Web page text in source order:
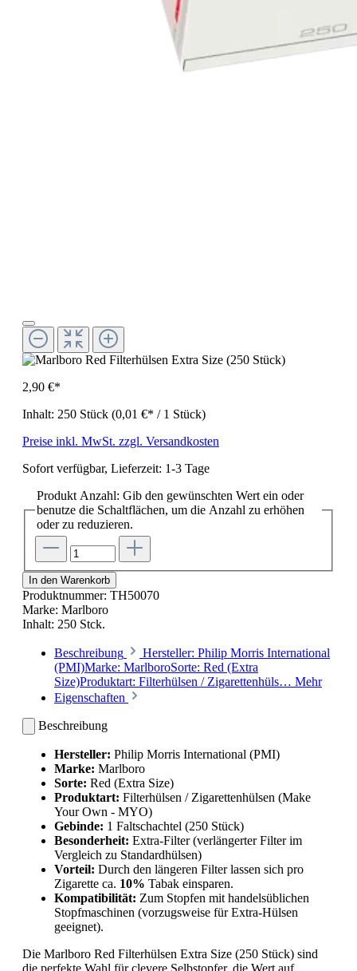
2,90 €*
Inhalt: 250 Stück (0,01 €* / 1 Stück)
Preise inkl. MwSt. zzgl. Versandkosten
Sofort verfügbar, Lieferzeit: 1-3 Tage
Produkt Anzahl: Gib den gewünschten Wert ein oder
benutze die Schaltflächen, um die Anzahl zu erhöhen
oder zu reduzieren.
In den Warenkorb
Produktnummer: TH50070
Marke: Marlboro
Inhalt: 250 Stck.
Beschreibung
Hersteller: Philip Morris International
(PMI)Marke: MarlboroSorte: Red (Extra
Size)Produktart: Filterhülsen / Zigarettenhüls… Mehr
Eigenschaften
Beschreibung
Hersteller: Philip Morris International (PMI)
Marke: Marlboro
Sorte: Red (Extra Size)
Produktart: Filterhülsen / Zigarettenhülsen (Make
Your Own - MYO)
Gebinde: 1 Faltschachtel (250 Stück)
Besonderheit: Extra-Filter (verlängerter Filter im
Vergleich zu Standardhülsen)
Vorteil: Durch den längeren Filter lassen sich pro
Zigarette ca. 10% Tabak einsparen.
Kompatibilität: Zum Stopfen mit handelsüblichen
Stopfmaschinen (vorzugsweise für Extra-Hülsen
geeignet).
Die Marlboro Red Filterhülsen Extra Size (250 Stück) sind